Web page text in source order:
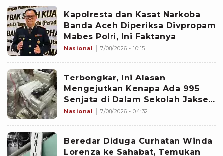
Kapolresta dan Kasat Narkoba
Banda Aceh Diperiksa Divpropam
Mabes Polri, Ini Faktanya
Nasional 7/08/2026 - 10:15
Terbongkar, Ini Alasan
Mengejutkan Kenapa Ada 995
Senjata di Dalam Sekolah Jaksel
Sejak 2020
Nasional 7/08/2026 - 04:32
Beredar Diduga Curhatan Winda
Lorenza ke Sahabat, Temukan